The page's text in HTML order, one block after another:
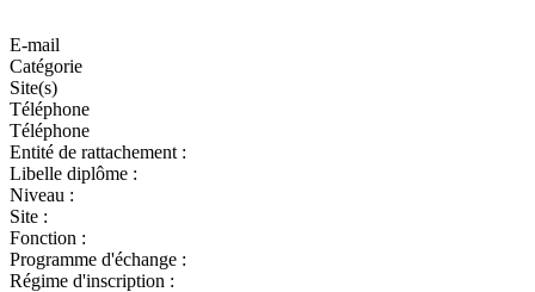
E-mail
Catégorie
Site(s)
Téléphone
Téléphone
Entité de rattachement :
Libelle diplôme :
Niveau :
Site :
Fonction :
Programme d'échange :
Régime d'inscription :